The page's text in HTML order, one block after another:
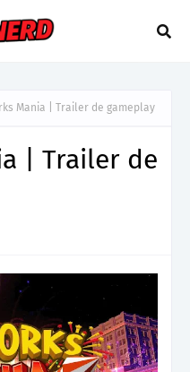
Mania | Trailer de gameplay
| Trailer de